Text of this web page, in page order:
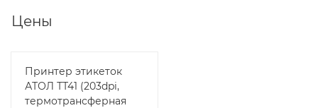
Цены
Принтер этикеток
АТОЛ ТТ41 (203dpi,
термотрансферная